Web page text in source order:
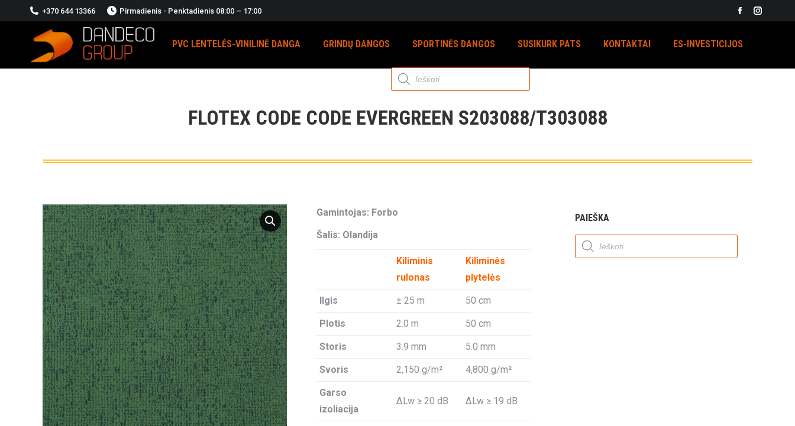
+370 644 13366 Pirmadienis - Penktadienis 08:00 – 17:00
Facebook
opens
PVC LENTELĖS-VINILINĖ DANGA GRINDŲ DANGOS SPORTINĖS DANGOS SUSIKURK PATS KONTAKTAI ES-INVESTICIJOS
Products
search
FLOTEX CODE CODE EVERGREEN S203088/T303088
Gamintojas: Forbo
Šalis: Olandija
Kiliminis
rulonas
Kiliminės
plytelės
Ilgis ± 25 m 50 cm
Plotis 2.0 m 50 cm
Storis 3.9 mm 5.0 mm
Svoris 2,150 g/m² 4,800 g/m²
Garso
izoliacija
ΔLw ≥ 20 dB ΔLw ≥ 19 dB
PAIEŠKA
Products
search